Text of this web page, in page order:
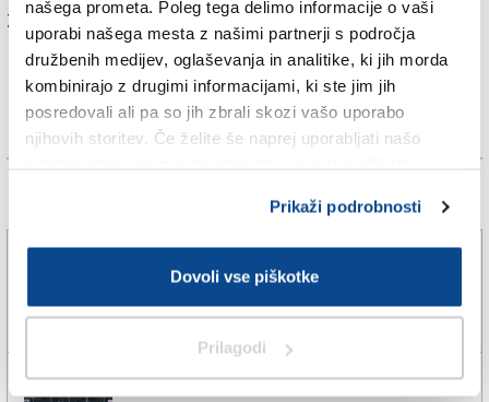
našega prometa. Poleg tega delimo informacije o vaši
uporabi našega mesta z našimi partnerji s področja
družbenih medijev, oglaševanja in analitike, ki jih morda
kombinirajo z drugimi informacijami, ki ste jim jih
posredovali ali pa so jih zbrali skozi vašo uporabo
njihovih storitev. Če želite še naprej uporabljati našo
Prikaži podrobnosti
Dovoli vse piškotke
Prilagodi
Za branje in pisanje komentarjevje potrebna prijava
ERIK PICCINI |5. avg. 2026 | 18:13
Sistiana Sesljan začel priprave na novo sezono